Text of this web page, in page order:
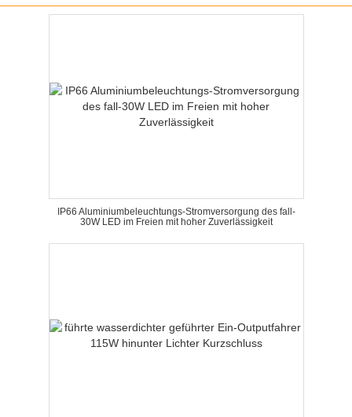
IP66 Aluminiumbeleuchtungs-Stromversorgung des fall-
30W LED im Freien mit hoher Zuverlässigkeit